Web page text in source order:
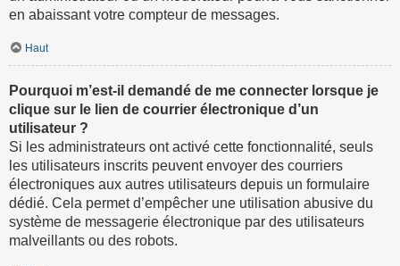
en abaissant votre compteur de messages.
Haut
Pourquoi m’est-il demandé de me connecter lorsque je
clique sur le lien de courrier électronique d’un
utilisateur ?
Si les administrateurs ont activé cette fonctionnalité, seuls
les utilisateurs inscrits peuvent envoyer des courriers
électroniques aux autres utilisateurs depuis un formulaire
dédié. Cela permet d’empêcher une utilisation abusive du
système de messagerie électronique par des utilisateurs
malveillants ou des robots.